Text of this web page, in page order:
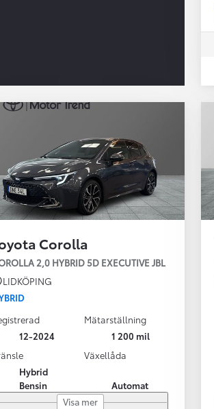
Från 350 900 kr
Från 3 450 kr/mån
Easy Billån
Nya GR GT
The soul lives on
Corolla
2,0 HYBRID 5D EXECUTIVE JBL
LIDKÖPING
12-2024
Mätarställning
1 200 mil
Hybrid
Bensin
Växellåda
Automat
Visa mer